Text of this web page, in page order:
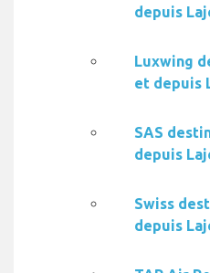
depuis
Luxwing
et depuis
SAS
depuis
Swiss
depuis